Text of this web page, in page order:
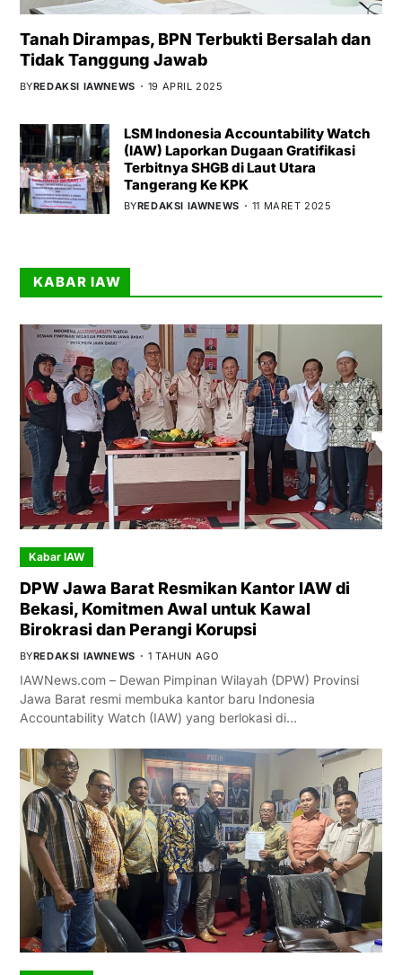
Tanah Dirampas, BPN Terbukti Bersalah dan
Tidak Tanggung Jawab
BYREDAKSI IAWNEWS 19 APRIL 2025
LSM Indonesia Accountability Watch
(IAW) Laporkan Dugaan Gratifikasi
Terbitnya SHGB di Laut Utara
Tangerang Ke KPK
BYREDAKSI IAWNEWS 11 MARET 2025
KABAR IAW
Kabar IAW
DPW Jawa Barat Resmikan Kantor IAW di
Bekasi, Komitmen Awal untuk Kawal
Birokrasi dan Perangi Korupsi
BYREDAKSI IAWNEWS 1 TAHUN AGO
IAWNews.com – Dewan Pimpinan Wilayah (DPW) Provinsi
Jawa Barat resmi membuka kantor baru Indonesia
Accountability Watch (IAW) yang berlokasi di…